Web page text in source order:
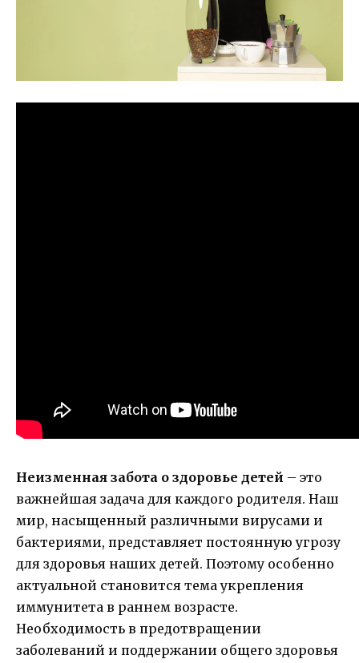
Неизменная забота о здоровье детей – это
важнейшая задача для каждого родителя. Наш
мир, насыщенный различными вирусами и
бактериями, представляет постоянную угрозу
для здоровья наших детей. Поэтому особенно
актуальной становится тема укрепления
иммунитета в раннем возрасте.
Необходимость в предотвращении
заболеваний и поддержании общего здоровья